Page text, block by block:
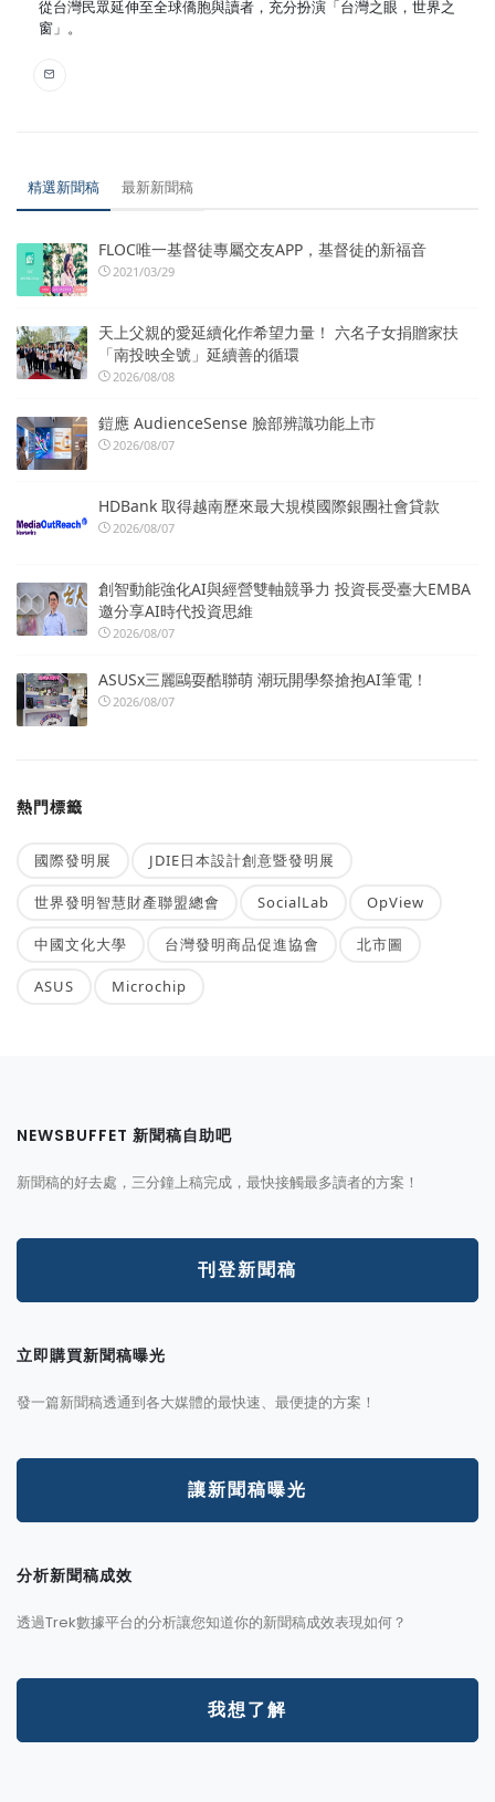
從台灣民眾延伸至全球僑胞與讀者，充分扮演「台灣之眼，世界之
窗」。
精選新聞稿 最新新聞稿
FLOC唯一基督徒專屬交友APP，基督徒的新福音
2021/03/29
天上父親的愛延續化作希望力量！ 六名子女捐贈家扶
「南投映全號」延續善的循環
2026/08/08
鎧應 AudienceSense 臉部辨識功能上市
2026/08/07
HDBank 取得越南歷來最大規模國際銀團社會貸款
2026/08/07
創智動能強化AI與經營雙軸競爭力 投資長受臺大EMBA
邀分享AI時代投資思維
2026/08/07
ASUSx三麗鷗耍酷聯萌 潮玩開學祭搶抱AI筆電！
2026/08/07
熱門標籤
國際發明展 JDIE日本設計創意暨發明展
世界發明智慧財產聯盟總會 SocialLab OpView
中國文化大學 台灣發明商品促進協會 北市圖
ASUS Microchip
NEWSBUFFET 新聞稿自助吧
新聞稿的好去處，三分鐘上稿完成，最快接觸最多讀者的方案！
刊登新聞稿
立即購買新聞稿曝光
發一篇新聞稿透通到各大媒體的最快速、最便捷的方案！
讓新聞稿曝光
分析新聞稿成效
透過Trek數據平台的分析讓您知道你的新聞稿成效表現如何？
我想了解